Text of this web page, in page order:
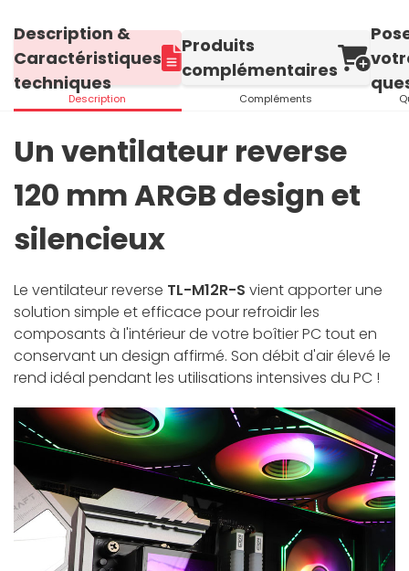
Description &
Caractéristiques
techniques
Description
Produits
complémentaires
Compléments
Un ventilateur reverse
120 mm ARGB design et
silencieux
Le ventilateur reverse TL-M12R-S vient apporter une
solution simple et efficace pour refroidir les
composants à l'intérieur de votre boîtier PC tout en
conservant un design affirmé. Son débit d'air élevé le
rend idéal pendant les utilisations intensives du PC !